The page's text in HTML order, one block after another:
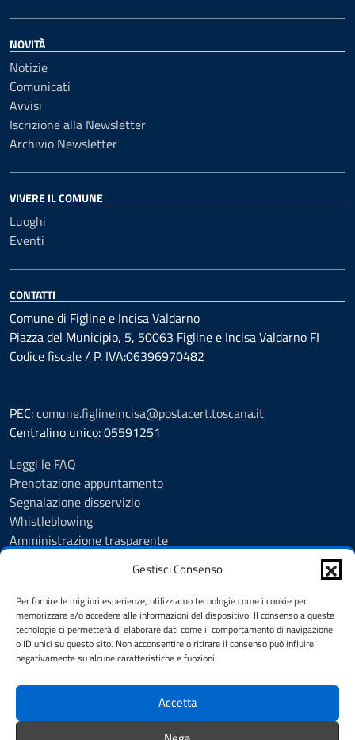
Gestisci Consenso
Per fornire le migliori esperienze, utilizziamo tecnologie come i cookie per
memorizzare e/o accedere alle informazioni del dispositivo. Il consenso a queste
tecnologie ci permetterà di elaborare dati come il comportamento di navigazione
o ID unici su questo sito. Non acconsentire o ritirare il consenso può influire
negativamente su alcune caratteristiche e funzioni.
Accetta
NOVITÀ
Notizie
Comunicati
Avvisi
Iscrizione alla Newsletter
Archivio Newsletter
VIVERE IL COMUNE
Luoghi
Eventi
CONTATTI
Comune di Figline e Incisa Valdarno
Piazza del Municipio, 5, 50063 Figline e Incisa Valdarno FI
Codice fiscale / P. IVA:06396970482
PEC:comune.figlineincisa@postacert.toscana.it
Centralino unico: 05591251
Leggi le FAQ
Prenotazione appuntamento
Segnalazione disservizio
Whistleblowing
Amministrazione trasparente
Albo Pretorio
Cookie Policy
Informativa privacy
Dichiarazione di accessibilità
SEGUICI SU